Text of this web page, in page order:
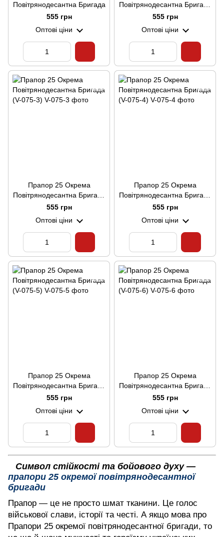
Повітрянодесантна Бригада
555 грн
Оптові ціни
Повітрянодесантна Бригада
(V-075-2)
555 грн
Оптові ціни
Прапор 25 Окрема
Повітрянодесантна Бригада
(V-075-3)
555 грн
Оптові ціни
Прапор 25 Окрема
Повітрянодесантна Бригада
(V-075-4)
555 грн
Оптові ціни
Прапор 25 Окрема
Повітрянодесантна Бригада
(V-075-5)
555 грн
Оптові ціни
Прапор 25 Окрема
Повітрянодесантна Бригада
(V-075-6)
555 грн
Оптові ціни
Символ стійкості та бойового духу —
прапори 25 окремої повітрянодесантної
бригади
Прапор — це не просто шмат тканини. Це голос
військової слави, історії та честі. А якщо мова про
Прапори 25 окремої повітрянодесантної бригади, то